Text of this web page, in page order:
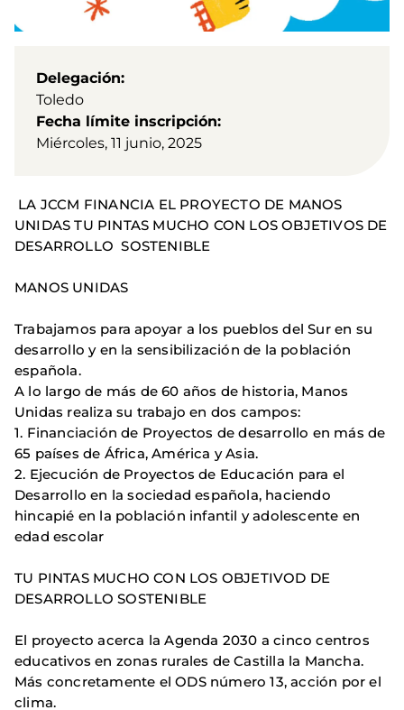
Delegación
Toledo
Fecha límite inscripción
Miércoles, 11 junio, 2025
LA JCCM FINANCIA EL PROYECTO DE MANOS
UNIDAS TU PINTAS MUCHO CON LOS OBJETIVOS DE
DESARROLLO SOSTENIBLE
MANOS UNIDAS
Trabajamos para apoyar a los pueblos del Sur en su
desarrollo y en la sensibilización de la población
española.
A lo largo de más de 60 años de historia, Manos
Unidas realiza su trabajo en dos campos:
1. Financiación de Proyectos de desarrollo en más de
65 países de África, América y Asia.
2. Ejecución de Proyectos de Educación para el
Desarrollo en la sociedad española, haciendo
hincapié en la población infantil y adolescente en
edad escolar
TU PINTAS MUCHO CON LOS OBJETIVOD DE
DESARROLLO SOSTENIBLE
El proyecto acerca la Agenda 2030 a cinco centros
educativos en zonas rurales de Castilla la Mancha.
Más concretamente el ODS número 13, acción por el
clima.